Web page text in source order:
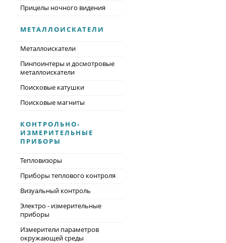
Прицелы ночного видения
МЕТАЛЛОИСКАТЕЛИ
Металлоискатели
Пинпоинтеры и досмотровые
металлоискатели
Поисковые катушки
Поисковые магниты
КОНТРОЛЬНО-
ИЗМЕРИТЕЛЬНЫЕ
ПРИБОРЫ
Тепловизоры
Приборы теплового контроля
Визуальный контроль
Электро - измерительные
приборы
Измерители параметров
окружающей среды